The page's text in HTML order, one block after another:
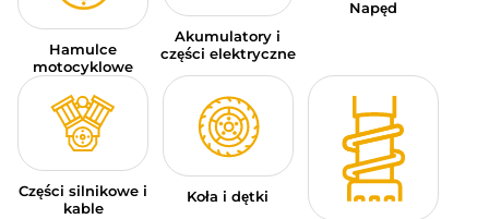
PORADY
SKONTAKTUJ SIĘ Z NAMI
Hamulce
motocyklowe
Akumulatory i
części elektryczne
Napęd
Części silnikowe i
kable
Koła i dętki